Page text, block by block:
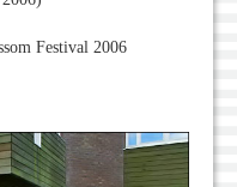
Festival 2006